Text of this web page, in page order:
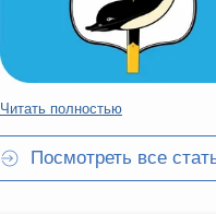
Читать полностью
Посмотреть все